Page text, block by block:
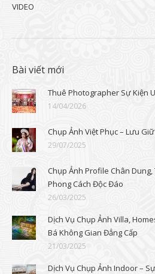
VIDEO
Bài viết mới
Thuê Photographer Sự Kiện
14/04/2026
Chụp Ảnh Việt Phục – Lưu
29/07/2025
Chụp Ảnh Profile Chân Dung,
Phong Cách Độc Đáo
26/03/2025
Dịch Vụ Chụp Ảnh Villa,
Bá Không Gian Đẳng Cấp
21/03/2025
Dịch Vụ Chụp Ảnh Indoor –